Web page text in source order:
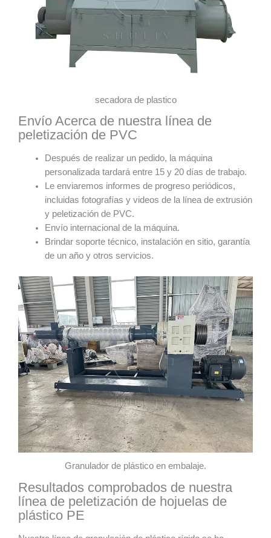
secadora de plastico
Envío Acerca de nuestra línea de
peletización de PVC
Después de realizar un pedido, la máquina
personalizada tardará entre 15 y 20 días de trabajo.
Le enviaremos informes de progreso periódicos,
incluidas fotografías y videos de la línea de extrusión
y peletización de PVC.
Envío internacional de la máquina.
Brindar soporte técnico, instalación en sitio, garantía
de un año y otros servicios.
Granulador de plástico en embalaje.
Resultados comprobados de nuestra
línea de peletización de hojuelas de
plástico PE